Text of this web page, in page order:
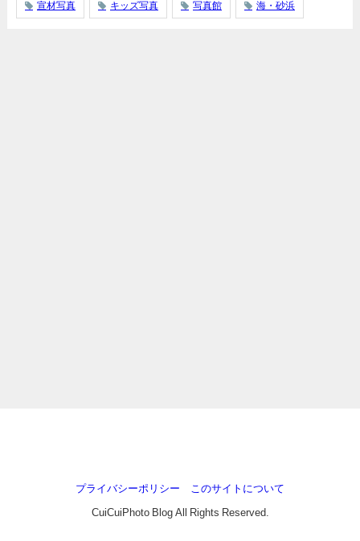
宣材写真 キッズ写真 写真館 海・砂浜
プライバシーポリシー このサイトについて
CuiCuiPhoto Blog All Rights Reserved.